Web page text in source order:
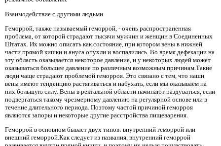
Взаимодействие с другими людьми
Геморрой, также называемый геморрой, - очень распространенная
проблема, от которой страдают тысячи мужчин и женщин в Соединенных
Штатах. Их можно описать как состояние, при котором вены в нижней
части прямой кишки и ануса опухли и воспалились. Во время дефекации на
эту область оказывается некоторое давление, и у некоторых людей может
оказываться большее давление по различным возможным причинам.Такие
люди чаще страдают проблемой геморроя. Это связано с тем, что наши
вены имеют тенденцию растягиваться и набухать, если мы оказываем на
них большую силу. Вены в ректальной области начинают раздуваться, если
подвергаться такому чрезмерному давлению на регулярной основе или в
течение длительного периода. Поэтому частой причиной геморроя
являются запоры и некоторые другие расстройства пищеварения.
Геморрой в основном бывает двух типов: внутренний геморрой или
внешний геморрой.Как следует из названия, внутренний геморрой